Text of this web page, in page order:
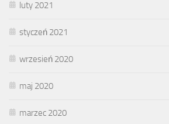
luty 2021
styczeń 2021
wrzesień 2020
maj 2020
marzec 2020